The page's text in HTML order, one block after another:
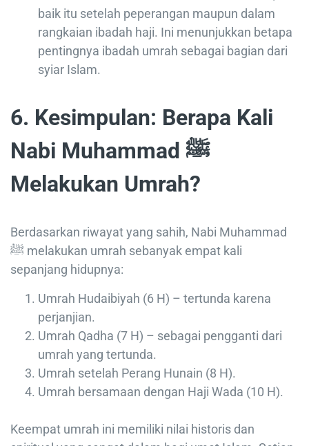
baik itu setelah peperangan maupun dalam
rangkaian ibadah haji. Ini menunjukkan betapa
pentingnya ibadah umrah sebagai bagian dari
syiar Islam.
6. Kesimpulan: Berapa Kali
Nabi Muhammad ﷺ
Melakukan Umrah?
Berdasarkan riwayat yang sahih, Nabi Muhammad
ﷺ melakukan umrah sebanyak empat kali
sepanjang hidupnya:
Umrah Hudaibiyah (6 H) – tertunda karena
perjanjian.
Umrah Qadha (7 H) – sebagai pengganti dari
umrah yang tertunda.
Umrah setelah Perang Hunain (8 H).
Umrah bersamaan dengan Haji Wada (10 H).
Keempat umrah ini memiliki nilai historis dan